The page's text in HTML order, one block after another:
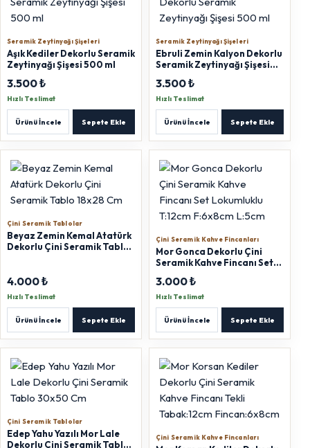
Seramik Zeytinyağı Şişeleri
Aşık Kediler Dekorlu Seramik
Zeytinyağı Şişesi 500 ml
3.500 ₺
Hızlı Teslimat
Ürünü İncele Sepete Ekle
Seramik Zeytinyağı Şişeleri
Ebruli Zemin Kalyon Dekorlu
Seramik Zeytinyağı Şişesi
3.500 ₺
Hızlı Teslimat
Ürünü İncele Sepete Ekle
Çini Seramik Tablolar
Beyaz Zemin Kemal Atatürk
Dekorlu Çini Seramik Tablo
4.000 ₺
Hızlı Teslimat
Ürünü İncele Sepete Ekle
Çini Seramik Kahve Fincanları
Mor Gonca Dekorlu Çini
Seramik Kahve Fincanı Set
L:5cm
3.000 ₺
Hızlı Teslimat
Ürünü İncele Sepete Ekle
Çini Seramik Tablolar
Edep Yahu Yazılı Mor Lale
Dekorlu Çini Seramik Tablo
Çini Seramik Kahve Fincanları